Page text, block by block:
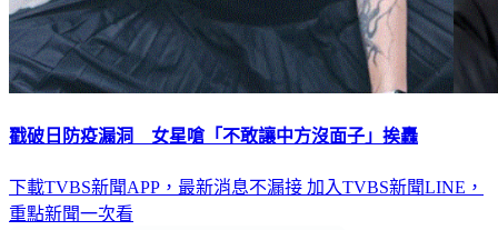
戳破日防疫漏洞 女星嗆「不敢讓中方沒面子」挨轟
下載TVBS新聞APP，最新消息不漏接 加入TVBS新聞LINE，
重點新聞一次看